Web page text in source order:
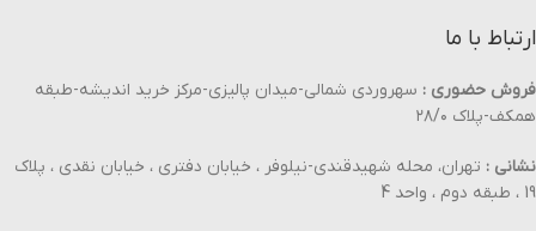
ارتباط با ما
فروش حضوری : سهروردی شمالی-میدان پالیزی-مرکز خرید اندیشه-طبقه
همکف-پلاک ۲۸/۰
نشانی : تهران، محله شهیدقندی-نیلوفر ، خیابان دفتری ، خیابان نقدی ، پلاک
19 ، طبقه دوم ، واحد 4